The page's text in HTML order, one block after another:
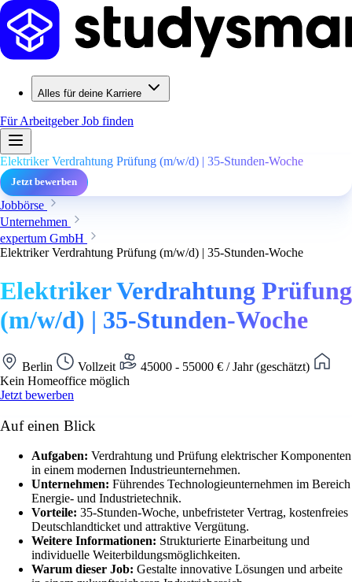
Alles für deine Karriere
Für ArbeitgeberJob finden
Elektriker Verdrahtung Prüfung (m/w/d) | 35-Stunden-Woche
Jetzt bewerben
Jobbörse
Unternehmen
expertum GmbH
Elektriker Verdrahtung Prüfung (m/w/d) | 35-Stunden-Woche
Elektriker Verdrahtung Prüfung
(m/w/d) | 35-Stunden-Woche
Berlin Vollzeit
45000 - 55000 € / Jahr (geschätzt)
Kein Homeoffice möglich
Jetzt bewerben
Auf einen Blick
Aufgaben: Verdrahtung und Prüfung elektrischer Komponenten
in einem modernen Industrieunternehmen.
Unternehmen: Führendes Technologieunternehmen im Bereich
Energie- und Industrietechnik.
Vorteile: 35-Stunden-Woche, unbefristeter Vertrag, kostenfreies
Deutschlandticket und attraktive Vergütung.
Weitere Informationen: Strukturierte Einarbeitung und
individuelle Weiterbildungsmöglichkeiten.
Warum dieser Job: Gestalte innovative Lösungen und arbeite